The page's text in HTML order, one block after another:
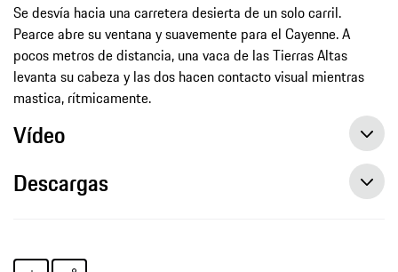
Se desvía hacia una carretera desierta de un solo carril.
Pearce abre su ventana y suavemente para el Cayenne. A
pocos metros de distancia, una vaca de las Tierras Altas
levanta su cabeza y las dos hacen contacto visual mientras
mastica, rítmicamente.
Vídeo
Descargas